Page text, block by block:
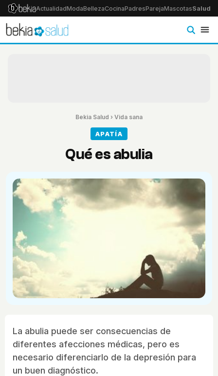
ActualidadModaBellezaCocinaPadresParejaMascotasSalud
Bekia Salud › Vida sana
APATÍA
Qué es abulia
La abulia puede ser consecuencias de
diferentes afecciones médicas, pero es
necesario diferenciarlo de la depresión para
un buen diagnóstico.